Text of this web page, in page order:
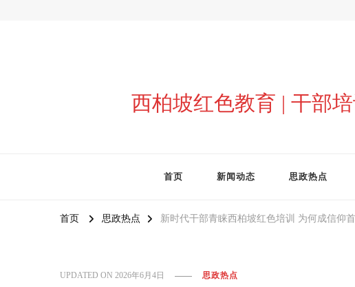
西柏坡红色教育 | 干部
首页 新闻动态 思政热点
首页 思政热点 新时代干部青睐西柏坡红色培训 为何成信仰
UPDATED ON 2026年6月4日 思政热点